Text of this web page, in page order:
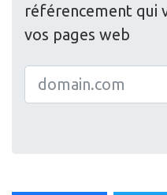
référencement qui
vos pages web